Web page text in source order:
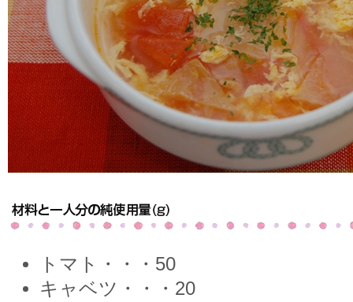
トマト・・・50
キャベツ・・・20